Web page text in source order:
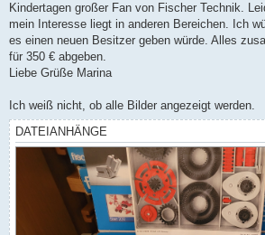
Kindertagen großer Fan von Fischer Technik.
mein Interesse liegt in anderen Bereichen. Ich
es einen neuen Besitzer geben würde. Alles
für 350 € abgeben.
Liebe Grüße Marina
Ich weiß nicht, ob alle Bilder angezeigt werden.
DATEIANHÄNGE